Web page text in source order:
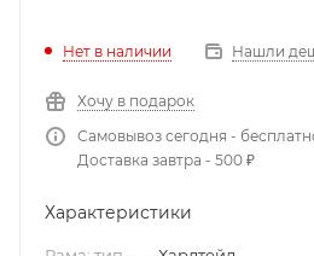
Нет в наличии Нашли
Хочу в подарок
Самовывоз сегодня -
Доставка завтра - 500 ₽
Характеристики